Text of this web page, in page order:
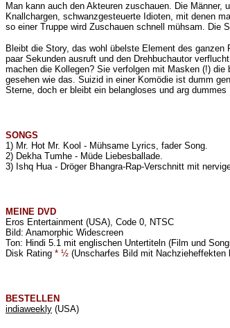
Man kann auch den Akteuren zuschauen. Die Männer,
Knallchargen, schwanzgesteuerte Idioten, mit denen
so einer Truppe wird Zuschauen schnell mühsam. Die
Bleibt die Story, das wohl übelste Element des
paar Sekunden ausruft und den Drehbuchautor
machen die Kollegen? Sie verfolgen mit Masken (!)
gesehen wie das. Suizid in einer Komödie ist dumm
Sterne, doch er bleibt ein belangloses und arg
SONGS
1) Mr. Hot Mr. Kool - Mühsame Lyrics, fader Song.
2) Dekha Tumhe - Müde Liebesballade.
3) Ishq Hua - Dröger Bhangra-Rap-Verschnitt mit
MEINE DVD
Eros Entertainment (USA), Code 0, NTSC
Bild: Anamorphic Widescreen
Ton: Hindi 5.1 mit englischen Untertiteln (Film und
Disk Rating * ½ (Unscharfes Bild mit Nachzieheffekten
BESTELLEN
indiaweekly (USA)